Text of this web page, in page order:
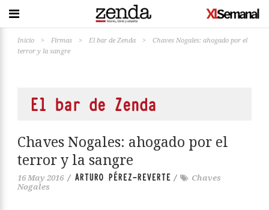
Inicio > Firmas > El bar de Zenda >
Chaves Nogales: ahogado por el
terror y la sangre
El bar de Zenda
Chaves Nogales: ahogado por el
terror y la sangre
16 May 2016 / ARTURO PÉREZ-REVERTE /
Chaves
Nogales